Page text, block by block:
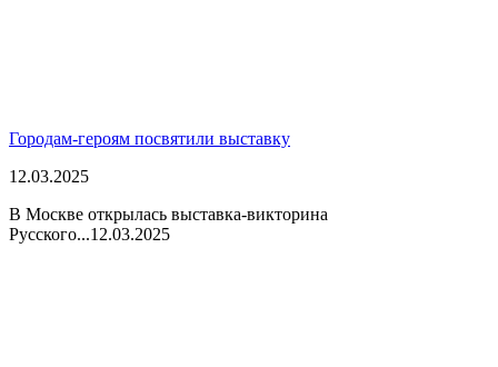
Городам-героям посвятили выставку
12.03.2025
В Москве открылась выставка-викторина
Русского...12.03.2025